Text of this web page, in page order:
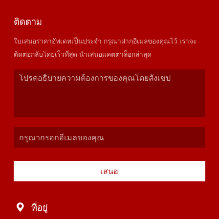
ติดตาม
ใบเสนอราคาอัพเดทเป็นประจำ กรุณาฝากอีเมลของคุณไว้ เราจะ
ติดต่อกลับโดยเร็วที่สุด นำเสนอแคตตาล็อกล่าสุด
เสนอ
ที่อยู่